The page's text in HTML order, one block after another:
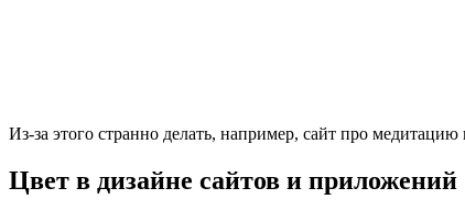
Из-за этого странно делать, например, сайт про
Цвет в дизайне сайтов и приложений